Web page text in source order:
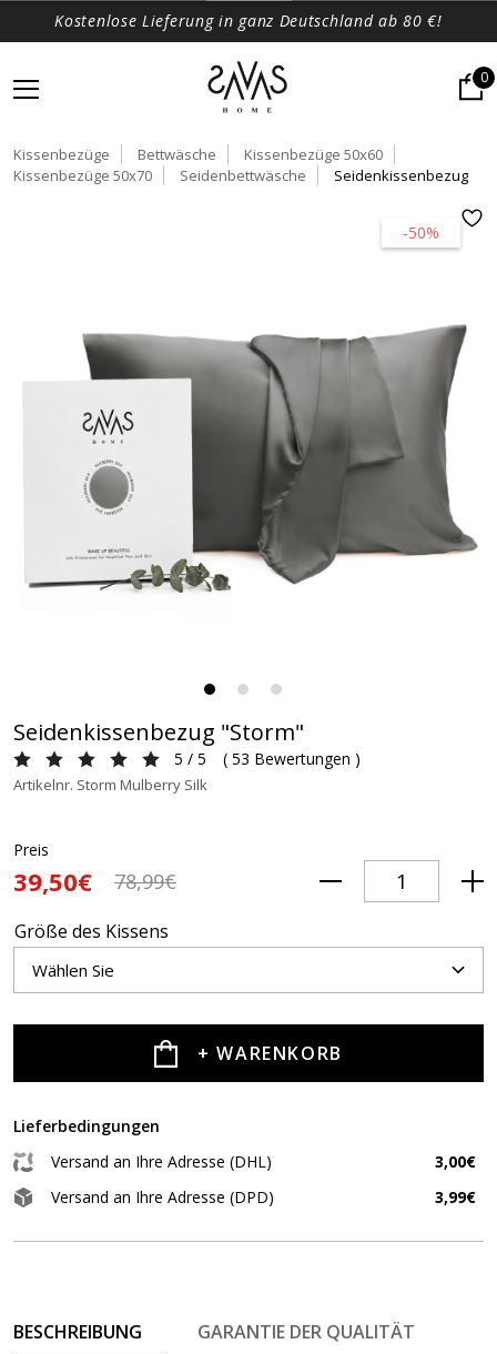
Kostenlose Lieferung in ganz Deutschland ab 80 €!
0
Kissenbezüge Bettwäsche
Kissenbezüge 50x60
Kissenbezüge 50x70
Seidenbettwäsche Seidenkissenbezug
-50%
Seidenkissenbezug "Storm"
5 / 5 ( 53 Bewertungen )
Artikelnr. Storm Mulberry Silk
Preis
39,50€ 78,99€
Größe des Kissens
+ WARENKORB
Lieferbedingungen
Versand an Ihre Adresse (DHL)
3,00€
Versand an Ihre Adresse (DPD)
3,99€
BESCHREIBUNG GARANTIE DER QUALITÄT